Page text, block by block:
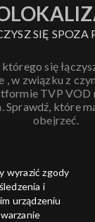
SIĘ SPOZA
się
, w związku z
TVP VOD
Sprawdź, które
obejrzeć.
wyrazić zgody
i
urządzeniu